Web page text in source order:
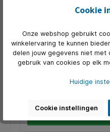
500 vel
* Mooie kwaliteit papier voor
wit. * Geschikt voor
aan de houdbaarheidsnorm
Dit papier heeft een witheid
In de
Cookie
Onze webshop gebruikt
winkelervaring te kunnen
delen jouw gegevens niet met
gebruik van cookies op elk
Huidige
Cookie instellingen